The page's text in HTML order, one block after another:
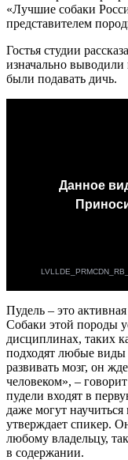
«Лучшие собаки
представителем
Гостья студии
изначально
были подавать дичь.
Пудель – это
Собаки этой породы
дисциплинах, таких
подходят любые
развивать мозг, он
человеком», –
пудели входят в
даже могут
утверждает спикер.
любому владельцу,
в содержании.